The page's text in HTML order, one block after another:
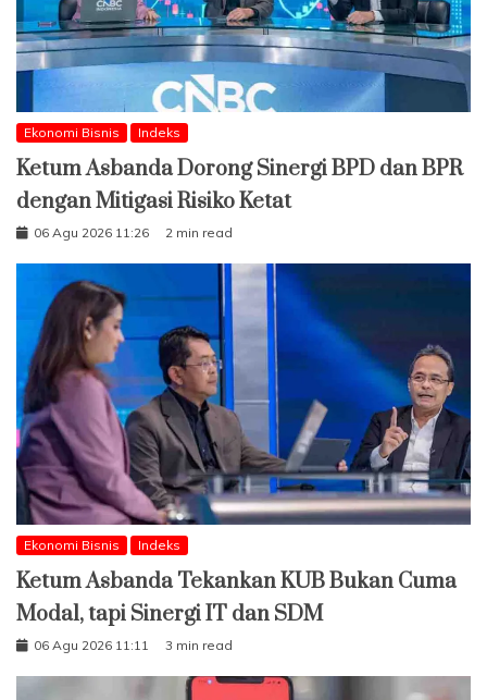
Ekonomi Bisnis Indeks
Ketum Asbanda Dorong Sinergi BPD dan BPR
dengan Mitigasi Risiko Ketat
06 Agu 2026 11:26 2 min read
Ekonomi Bisnis Indeks
Ketum Asbanda Tekankan KUB Bukan Cuma
Modal, tapi Sinergi IT dan SDM
06 Agu 2026 11:11 3 min read